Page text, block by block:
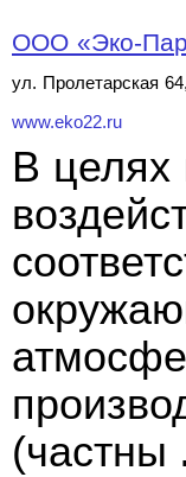
ООО «Эко-
ул. Пролетарская
www.eko22.ru
В целях
(частны